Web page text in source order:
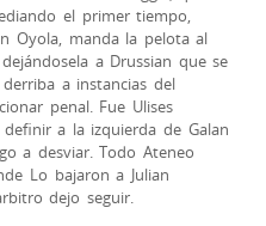
el primer tiempo,
Oyola, manda la pelota al
a Drussian que se
a instancias del
penal. Fue Ulises
a la izquierda de Galan
a desviar. Todo Ateneo
Lo bajaron a Julian
dejo seguir.